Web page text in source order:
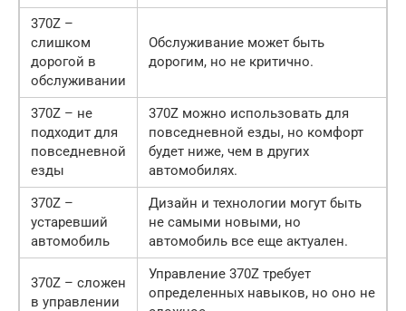
370Z –
слишком
дорогой в
обслуживании
Обслуживание может быть
дорогим, но не критично.
370Z – не
подходит для
повседневной
езды
370Z можно использовать для
повседневной езды, но комфорт
будет ниже, чем в других
автомобилях.
370Z –
устаревший
автомобиль
Дизайн и технологии могут быть
не самыми новыми, но
автомобиль все еще актуален.
370Z – сложен
в управлении
Управление 370Z требует
определенных навыков, но оно не